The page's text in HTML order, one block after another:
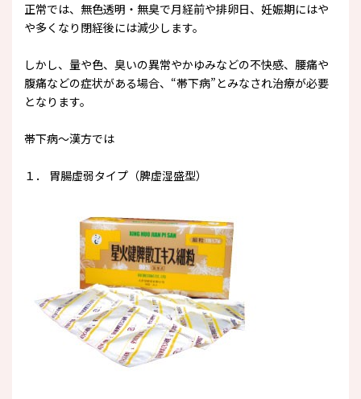
正常では、無色透明・無臭で月経前や排卵日、妊娠期にはや
や多くなり閉経後には減少します。
しかし、量や色、臭いの異常やかゆみなどの不快感、腰痛や
腹痛などの症状がある場合、“帯下病”とみなされ治療が必要
となります。
帯下病～漢方では
１． 胃腸虚弱タイプ（脾虚湿盛型）